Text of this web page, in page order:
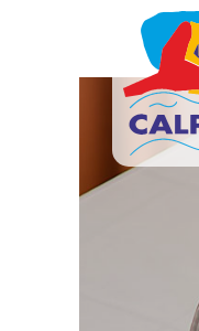
Aller au contenu